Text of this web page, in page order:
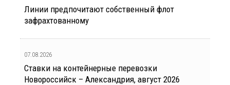
Линии предпочитают собственный флот
зафрахтованному
07.08.2026
Ставки на контейнерные перевозки
Новороссийск – Александрия, август 2026